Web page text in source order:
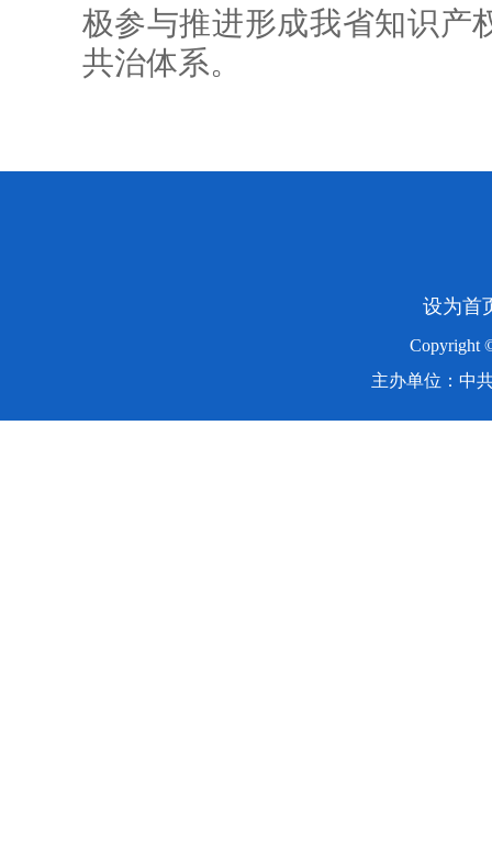
极参与推进形成我省知识产
共治体系。
设为首
Copyright
主办单位：中